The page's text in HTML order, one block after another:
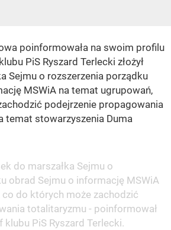
poinformowała na swoim profilu
PiS Ryszard Terlecki złożył
Sejmu o rozszerzenia porządku
MSWiA na temat ugrupowań,
podejrzenie propagowania
temat stowarzyszenia Duma
do marszałka Sejmu o
obrad Sejmu o informację MSWiA
do których może zachodzić
totalitaryzmu - poinformował
klubu PiS Ryszard Terlecki.